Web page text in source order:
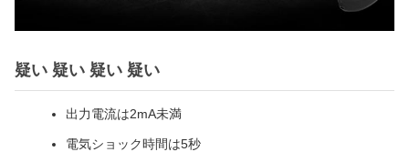
疑い 疑い 疑い 疑い
出力電流は2mA未満
電気ショック時間は5秒